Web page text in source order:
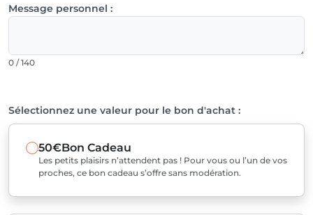
Message personnel :
0 / 140
Sélectionnez une valeur pour le bon d'achat :
50€Bon Cadeau
Les petits plaisirs n’attendent pas ! Pour vous ou l’un de vos
proches, ce bon cadeau s’offre sans modération.